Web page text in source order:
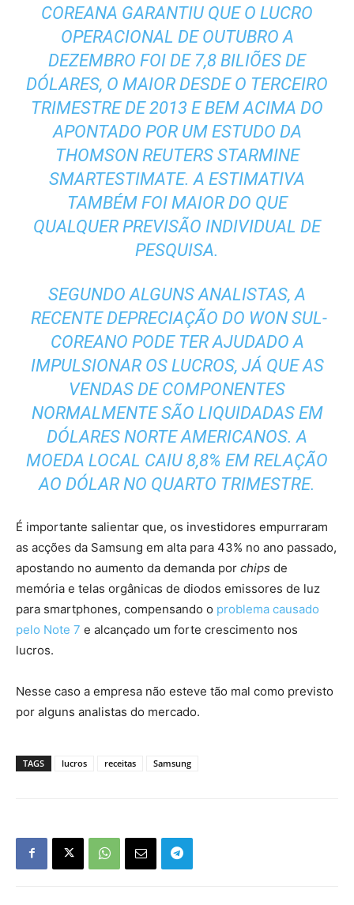
COREANA GARANTIU QUE O LUCRO
OPERACIONAL DE OUTUBRO A
DEZEMBRO FOI DE 7,8 BILIÕES DE
DÓLARES, O MAIOR DESDE O TERCEIRO
TRIMESTRE DE 2013 E BEM ACIMA DO
APONTADO POR UM ESTUDO DA
THOMSON REUTERS STARMINE
SMARTESTIMATE. A ESTIMATIVA
TAMBÉM FOI MAIOR DO QUE
QUALQUER PREVISÃO INDIVIDUAL DE
PESQUISA.
SEGUNDO ALGUNS ANALISTAS, A
RECENTE DEPRECIAÇÃO DO WON SUL-
COREANO PODE TER AJUDADO A
IMPULSIONAR OS LUCROS, JÁ QUE AS
VENDAS DE COMPONENTES
NORMALMENTE SÃO LIQUIDADAS EM
DÓLARES NORTE AMERICANOS. A
MOEDA LOCAL CAIU 8,8% EM RELAÇÃO
AO DÓLAR NO QUARTO TRIMESTRE.
É importante salientar que, os investidores empurraram
as acções da Samsung em alta para 43% no ano passado,
apostando no aumento da demanda por chips de
memória e telas orgânicas de diodos emissores de luz
para smartphones, compensando o problema causado
pelo Note 7 e alcançado um forte crescimento nos
lucros.
Nesse caso a empresa não esteve tão mal como previsto
por alguns analistas do mercado.
TAGS lucros receitas Samsung